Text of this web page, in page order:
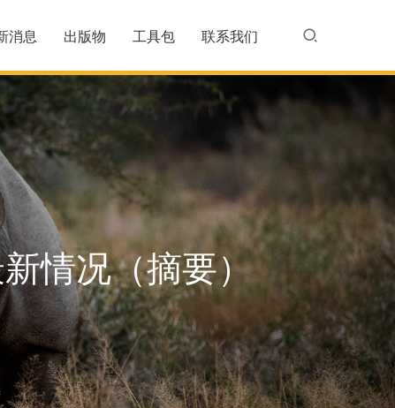
消息 出版物 工具包 联系我们
情况（摘要）